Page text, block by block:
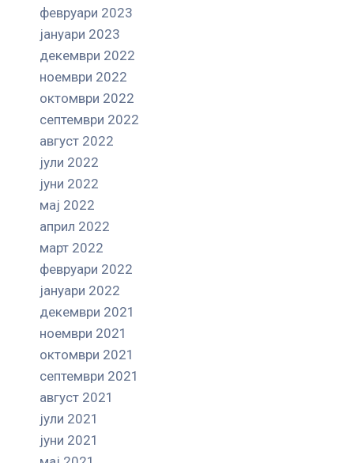
февруари 2023
јануари 2023
декември 2022
ноември 2022
октомври 2022
септември 2022
август 2022
јули 2022
јуни 2022
мај 2022
април 2022
март 2022
февруари 2022
јануари 2022
декември 2021
ноември 2021
октомври 2021
септември 2021
август 2021
јули 2021
јуни 2021